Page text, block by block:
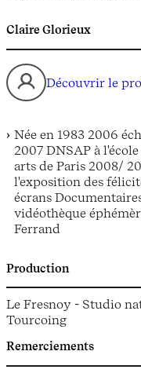
Claire Glorieux
Découvrir le
Née en 1983 2006
2007 DNSAP à
arts de Paris 2008/
l'exposition des
écrans
vidéothèque
Ferrand
Production
Le Fresnoy - Studio
Tourcoing
Remerciements